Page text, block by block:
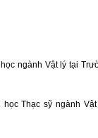
ngành Vật lý tại
học Thạc sỹ ngành